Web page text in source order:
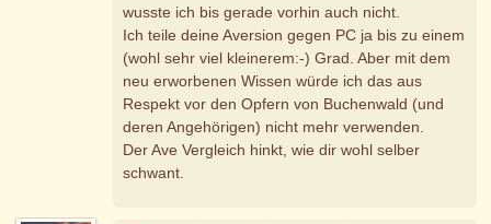
wusste ich bis gerade vorhin auch nicht.
Ich teile deine Aversion gegen PC ja bis zu einem
(wohl sehr viel kleinerem:-) Grad. Aber mit dem
neu erworbenen Wissen würde ich das aus
Respekt vor den Opfern von Buchenwald (und
deren Angehörigen) nicht mehr verwenden.
Der Ave Vergleich hinkt, wie dir wohl selber
schwant.